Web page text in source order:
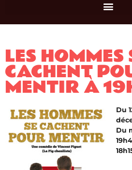
LES HOMMES
CACHENT
MENTIR ​À
Du
Du